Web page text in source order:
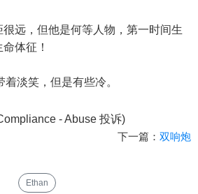
远，但他是何等人物，第一时间生
体征！
淡笑，但是有些冷。
- Abuse 投诉)
下一篇： 双响炮
Ethan